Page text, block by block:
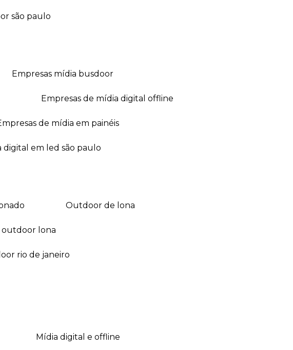
são paulo
empresas mídia busdoor
empresas de mídia digital offline
empresas de mídia em painéis
digital em led são paulo
outdoor de lona
outdoor lona
rio de janeiro
mídia digital e offline